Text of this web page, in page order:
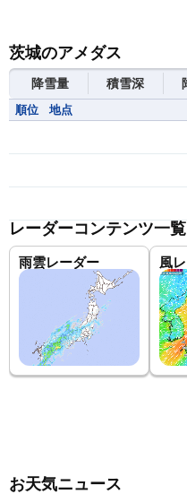
茨城のアメダス
降雪量 積雪深
順位 地点
レーダーコンテンツ一覧
雨雲レーダー 風
お天気ニュース